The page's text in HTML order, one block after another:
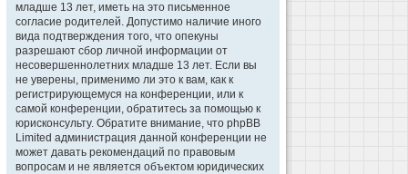
младше 13 лет, иметь на это письменное
согласие родителей. Допустимо наличие иного
вида подтверждения того, что опекуны
разрешают сбор личной информации от
несовершеннолетних младше 13 лет. Если вы
не уверены, применимо ли это к вам, как к
регистрирующемуся на конференции, или к
самой конференции, обратитесь за помощью к
юрисконсульту. Обратите внимание, что phpBB
Limited администрация данной конференции не
может давать рекомендаций по правовым
вопросам и не является объектом юридических